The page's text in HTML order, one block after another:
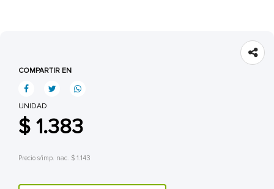
COMPARTIR EN
UNIDAD
$ 1.383
Precio s/imp. nac. $ 1.143